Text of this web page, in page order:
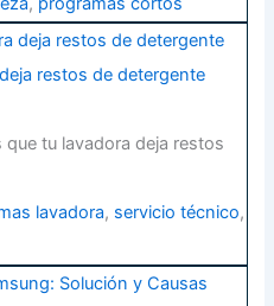
restos de detergente
tu lavadora deja restos
lavadora, servicio técnico,